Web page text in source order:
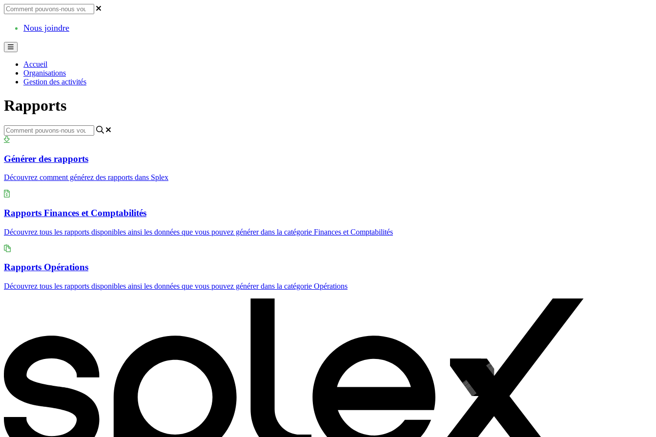
Nous joindre
Accueil
Organisations
Gestion des activités
Rapports
Générer des rapports
Découvrez comment générez des rapports dans Splex
Rapports Finances et Comptabilités
Découvrez tous les rapports disponibles ainsi les données que vous pouvez générer dans la catégorie Finances et Comptabilités
Rapports Opérations
Découvrez tous les rapports disponibles ainsi les données que vous pouvez générer dans la catégorie Opérations